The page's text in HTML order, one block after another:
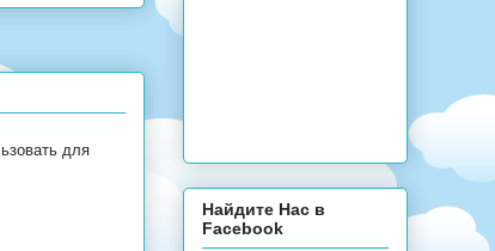
для
Найдите Нас в
Facebook